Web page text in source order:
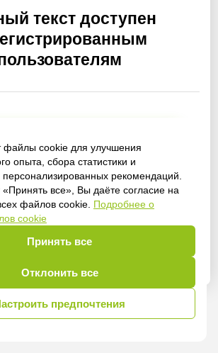
файлы cookie для улучшения
опыта, сбора статистики и
рекомендаций.
все», Вы даёте согласие на
файлов cookie. Подробнее о
cookie
Принять все
Отклонить все
предпочтения
текст доступен
доступ
Войти